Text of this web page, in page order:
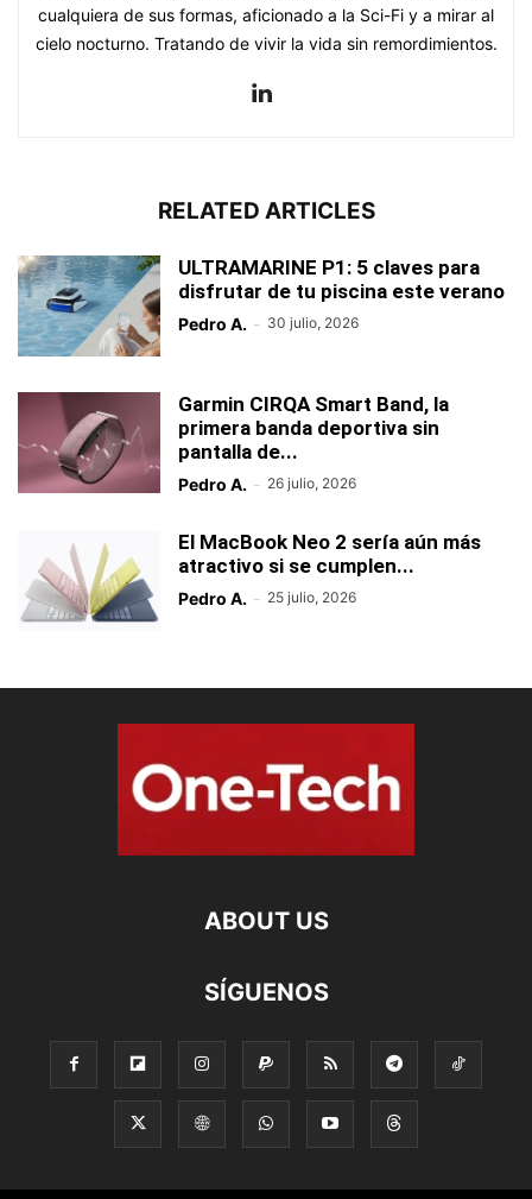
cualquiera de sus formas, aficionado a la Sci-Fi y a mirar al
cielo nocturno. Tratando de vivir la vida sin remordimientos.
RELATED ARTICLES
ULTRAMARINE P1: 5 claves para
disfrutar de tu piscina este verano
Pedro A. - 30 julio, 2026
Garmin CIRQA Smart Band, la
primera banda deportiva sin
pantalla de...
Pedro A. - 26 julio, 2026
El MacBook Neo 2 sería aún más
atractivo si se cumplen...
Pedro A. - 25 julio, 2026
ABOUT US
SÍGUENOS